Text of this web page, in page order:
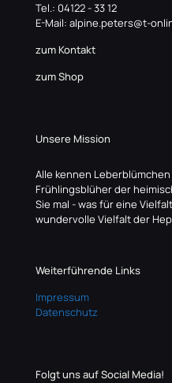
Tel.: 04122 - 33 12
E-Mail: alpine.peters@t-
zum Kontakt
zum Shop
Unsere Mission
Alle kennen
Frühlingsblüher der
Sie mal - was für eine
wundervolle Vielfalt der
Weiterführende Links
Impressum
Datenschutz
Folgt uns auf Social Media!